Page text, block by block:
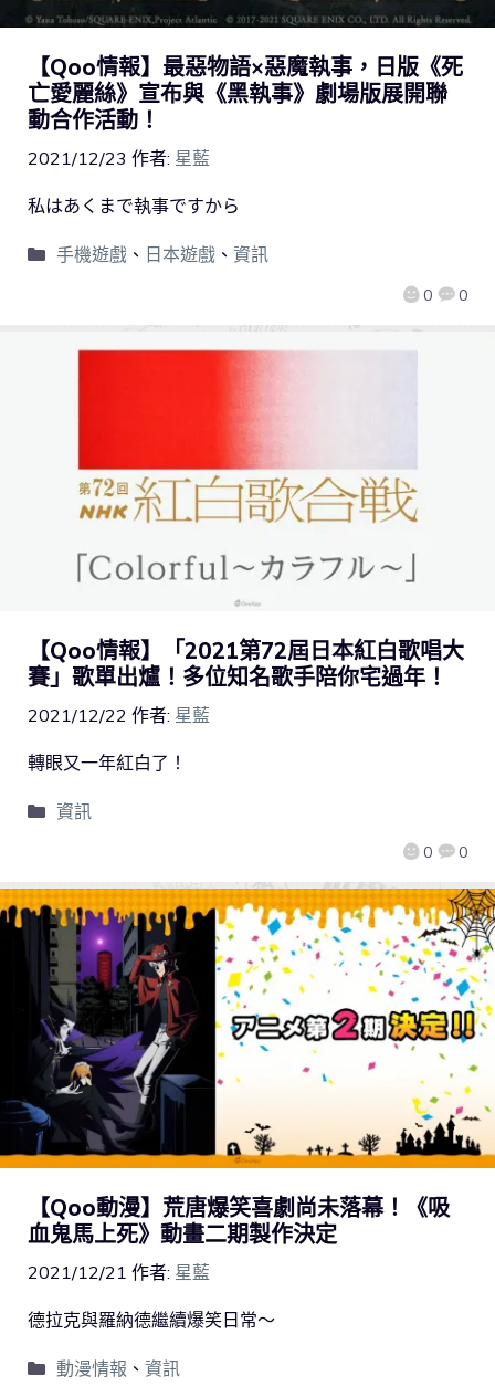
【Qoo情報】最惡物語×惡魔執事，日版《死
亡愛麗絲》宣布與《黑執事》劇場版展開聯
動合作活動！
2021/12/23 作者: 星藍
0 0
私はあくまで執事ですから
手機遊戲、 日本遊戲、 資訊
【Qoo情報】「2021第72屆日本紅白歌唱大
賽」歌單出爐！多位知名歌手陪你宅過年！
2021/12/22 作者: 星藍
0 0
轉眼又一年紅白了！
資訊
【Qoo動漫】荒唐爆笑喜劇尚未落幕！《吸
血鬼馬上死》動畫二期製作決定
2021/12/21 作者: 星藍
德拉克與羅納德繼續爆笑日常～
動漫情報 、 資訊